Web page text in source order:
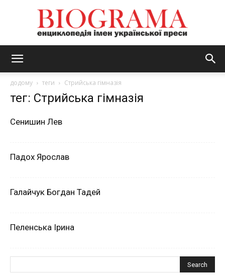
додому теги Стрийська гімназія
тег: Стрийська гімназія
Сенишин Лев
Падох Ярослав
Галайчук Богдан Тадей
Пеленська Ірина